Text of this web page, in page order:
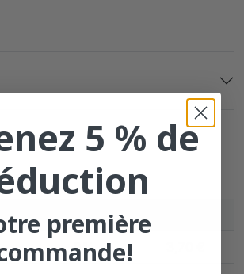
0%
5 % de
première